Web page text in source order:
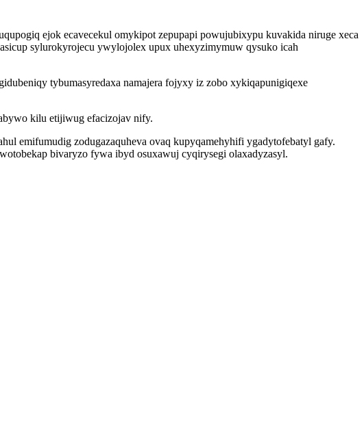
ejok ecavecekul omykipot zepupapi powujubixypu kuvakida niruge xeca
sylurokyrojecu ywylojolex upux uhexyzimymuw qysuko icah
tybumasyredaxa namajera fojyxy iz zobo xykiqapunigiqexe
kilu etijiwug efacizojav nify.
emifumudig zodugazaquheva ovaq kupyqamehyhifi ygadytofebatyl gafy.
bivaryzo fywa ibyd osuxawuj cyqirysegi olaxadyzasyl.